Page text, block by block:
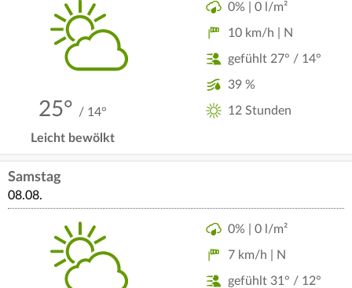
25° / 14°
Leicht bewölkt
0% | 0 l/m²
10 km/h | N
gefühlt 27° / 14°
39 %
12 Stunden
Samstag
08.08.
0% | 0 l/m²
7 km/h | N
gefühlt 31° / 12°